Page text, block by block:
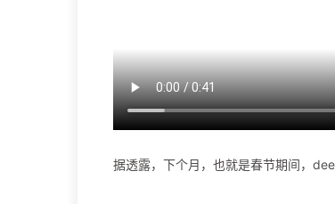
据透露，下个月，也就是春节期间，